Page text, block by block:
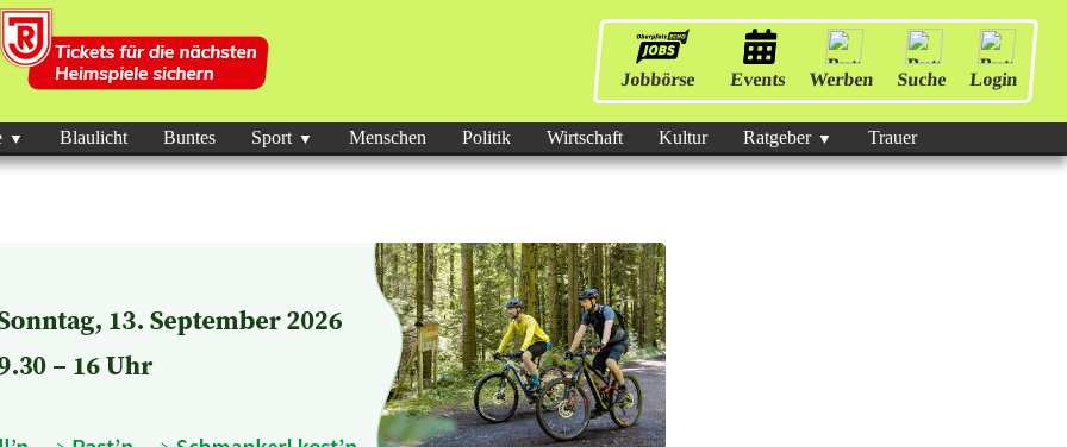
Jobbörse Events Werben Suche Login
Blaulicht Buntes Sport Menschen Politik Wirtschaft Kultur Ratgeber Trauer